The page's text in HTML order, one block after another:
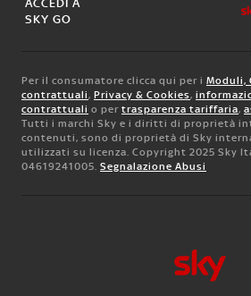
ACCEDI A
SKY GO
Per il consumatore clicca qui per i Moduli,
contrattuali, Privacy & Cookies,
contrattuali o per trasparenza tariffaria,
Tutti i marchi Sky e i diritti di proprietà
contenuti, sono di proprietà di Sky
utilizzati su licenza. Copyright 2025 Sky
04619241005. Segnalazione Abusi